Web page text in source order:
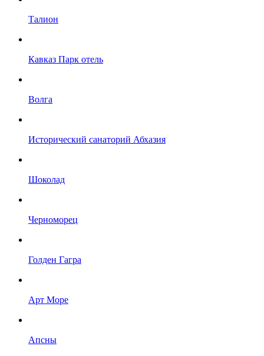
Талион
Кавказ Парк отель
Волга
Исторический санаторий Абхазия
Шоколад
Черноморец
Голден Гагра
Арт Море
Апсны